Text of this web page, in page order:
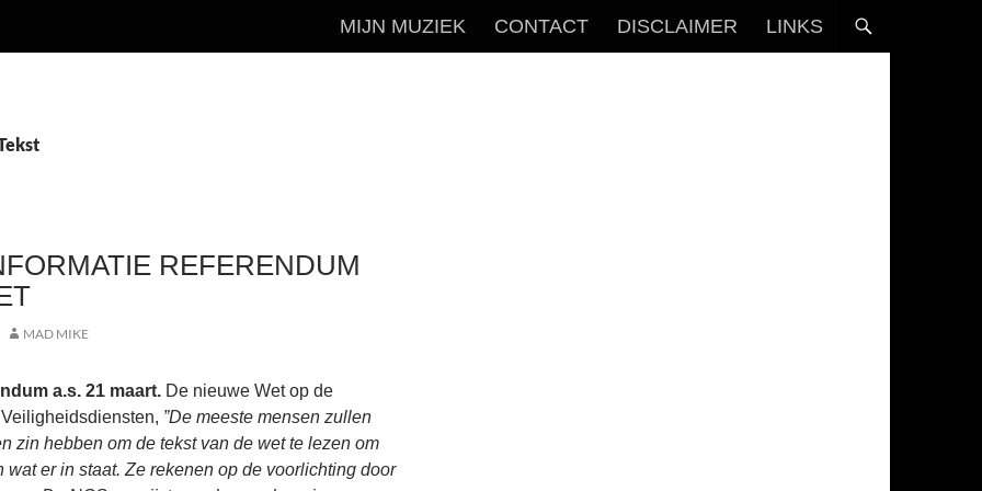
MIJN MUZIEK CONTACT DISCLAIMER LINKS
REFERENDUM
MAD MIKE
a.s. 21 maart. De nieuwe Wet op de
”De meeste mensen zullen
zin hebben om de tekst van de wet te lezen om
wat er in staat. Ze rekenen op de voorlichting door